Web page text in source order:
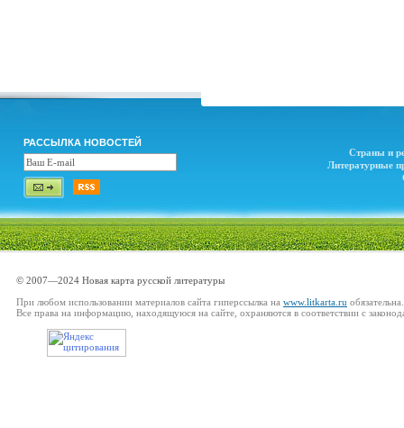
РАССЫЛКА НОВОСТЕЙ
Страны и
Литературные
© 2007—2024 Новая карта русской литературы
При любом использовании материалов сайта гиперссылка на www.litkarta.ru обязательна.
Все права на информацию, находящуюся на сайте, охраняются в соответствии с